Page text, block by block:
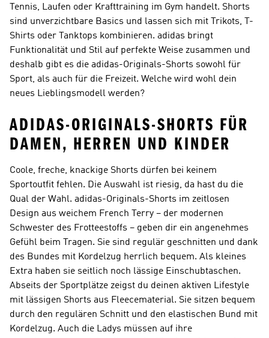
Tennis, Laufen oder Krafttraining im Gym handelt. Shorts
sind unverzichtbare Basics und lassen sich mit Trikots, T-
Shirts oder Tanktops kombinieren. adidas bringt
Funktionalität und Stil auf perfekte Weise zusammen und
deshalb gibt es die adidas-Originals-Shorts sowohl für
Sport, als auch für die Freizeit. Welche wird wohl dein
neues Lieblingsmodell werden?
ADIDAS-ORIGINALS-SHORTS FÜR
DAMEN, HERREN UND KINDER
Coole, freche, knackige Shorts dürfen bei keinem
Sportoutfit fehlen. Die Auswahl ist riesig, da hast du die
Qual der Wahl. adidas-Originals-Shorts im zeitlosen
Design aus weichem French Terry – der modernen
Schwester des Frotteestoffs – geben dir ein angenehmes
Gefühl beim Tragen. Sie sind regulär geschnitten und dank
des Bundes mit Kordelzug herrlich bequem. Als kleines
Extra haben sie seitlich noch lässige Einschubtaschen.
Abseits der Sportplätze zeigst du deinen aktiven Lifestyle
mit lässigen Shorts aus Fleecematerial. Sie sitzen bequem
durch den regulären Schnitt und den elastischen Bund mit
Kordelzug. Auch die Ladys müssen auf ihre